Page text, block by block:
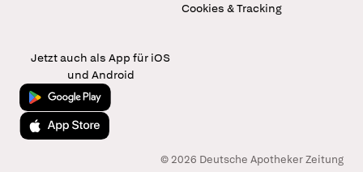
Cookies & Tracking
Jetzt auch als App für iOS
und Android
Jetzt bei Google Play
Laden im App Store
© 2026 Deutsche Apotheker Zeitung